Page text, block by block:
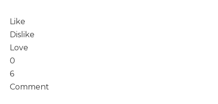
Like
Dislike
Love
0
6
Comment